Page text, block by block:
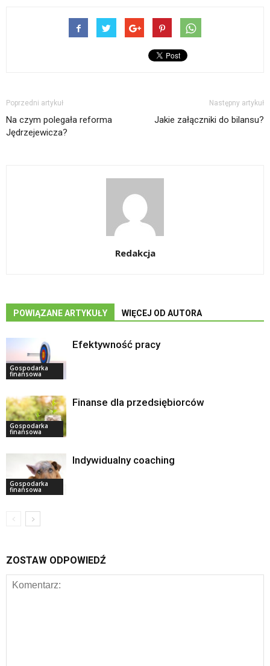
Poprzedni artykuł
Na czym polegała reforma
Jędrzejewicza?
Następny artykuł
Jakie załączniki do bilansu?
Redakcja
POWIĄZANE ARTYKUŁY WIĘCEJ OD AUTORA
Gospodarka
finansowa
Efektywność pracy
Gospodarka
finansowa
Finanse dla przedsiębiorców
Gospodarka
finansowa
Indywidualny coaching
ZOSTAW ODPOWIEDŹ